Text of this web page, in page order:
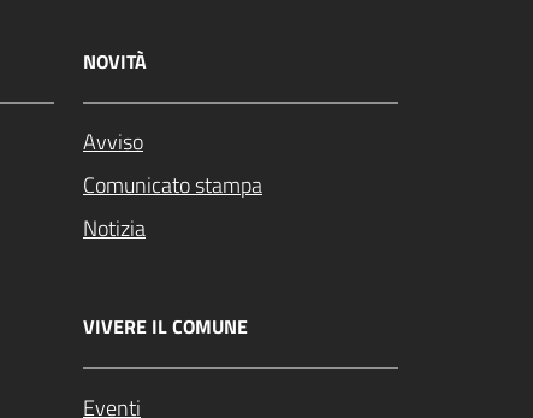
NOVITÀ
Avviso
Comunicato stampa
Notizia
VIVERE IL COMUNE
Eventi